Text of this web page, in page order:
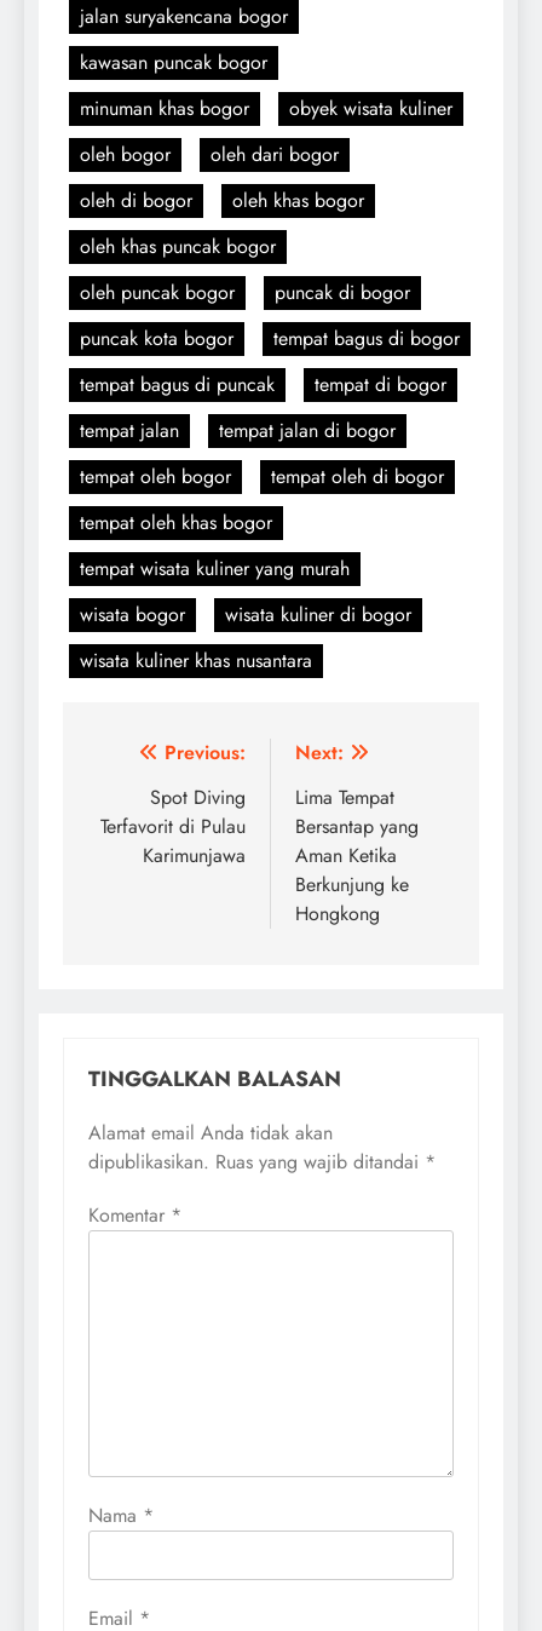
jalan suryakencana bogor
kawasan puncak bogor
minuman khas bogor
obyek wisata kuliner
oleh bogor
oleh dari bogor
oleh di bogor
oleh khas bogor
oleh khas puncak bogor
oleh puncak bogor
puncak di bogor
puncak kota bogor
tempat bagus di bogor
tempat bagus di puncak
tempat di bogor
tempat jalan
tempat jalan di bogor
tempat oleh bogor
tempat oleh di bogor
tempat oleh khas bogor
tempat wisata kuliner yang murah
wisata bogor
wisata kuliner di bogor
wisata kuliner khas nusantara
NavigasiPrevious:
Spot Diving
Terfavorit di Pulau
Karimunjawa
Next:
Lima Tempat
Bersantap yang
Aman Ketika
Berkunjung ke
Hongkong
TINGGALKAN BALASAN
Alamat email Anda tidak akan
dipublikasikan. Ruas yang wajib ditandai *
Komentar *
Nama *
Email *